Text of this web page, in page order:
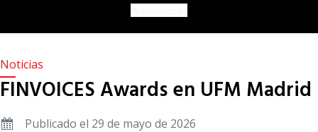
Noticias
FINVOICES Awards en UFM Madrid
Publicado el 29 de mayo de 2026